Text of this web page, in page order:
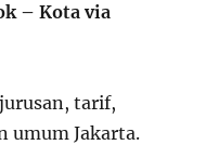
– Kota via
tarif,
umum Jakarta.